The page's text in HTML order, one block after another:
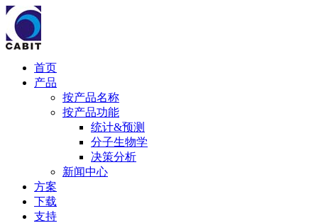
首页
产品
按产品名称
按产品功能
统计&预测
分子生物学
决策分析
新闻中心
方案
下载
支持